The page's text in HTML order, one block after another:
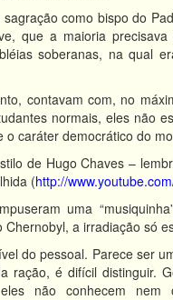
como bispo do
que a maioria
soberanas, na qual
contavam com, no
normais, eles não
caráter democrático do
de Hugo Chaves –
(http://
uma
a irradiação só
do pessoal. Parece ser
é difícil distinguir.
não conhecem